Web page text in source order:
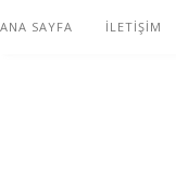
ANA SAYFA İLETİŞİM